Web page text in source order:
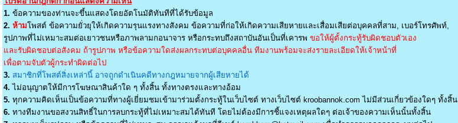
1. ข้อความของท่านจะขึ้นแสดงโดยอัตโนมัติทันทีที่ได้รับข้อมูล
2. ห้ามโพสต์ ข้อความยั่วยุให้เกิดความรุนแรงทางสังคม ข้อความที่ก่อให้เกิดความเสียหายและเสื่อมเสียต่อบุคคลที่สาม, เบอร์โทรศัพท์,
รูปภาพที่ไม่เหมาะสมต่อเยาวชนหรือภาพลามกอนาจาร หรือกระทบถึงสถาบันอันเป็นที่เคารพ ขอให้ผู้ตั้งกระทู้รับผิดชอบตัวเอง
และรับผิดชอบต่อสังคม ถ้ารูปภาพ หรือข้อความใดส่งผลกระทบต่อบุคคลอื่น ทีมงานพร้อมจะส่งรายละเอียดให้เจ้าหน้าที่
เพื่อตามจับตัวผู้กระทำผิดต่อไป
3. สมาชิกที่โพสต์สิ่งเหล่านี้ อาจถูกดำเนินคดีทางกฎหมายจากผู้เสียหายได้
4. ไม่อนุญาตให้มีการโฆษณาสินค้าใด ๆ ทั้งสิ้น ทั้งทางตรงและทางอ้อม
5. ทุกความคิดเห็นเป็นข้อความที่ทางผู้เยี่ยมชมเข้ามาร่วมตั้งกระทู้ในเว็บไซต์ ทางเว็บไซต์ kroobannok.com ไม่มีส่วนเกี่ยวข้องใดๆ ทั้งสิ้น
6. ทางทีมงานขอสงวนสิทธิ์ในการลบกระทู้ที่ไม่เหมาะสมได้ทันที โดยไม่ต้องมีการชี้แจงเหตุผลใดๆ ต่อเจ้าของความเห็นนั้นทั้งสิ้น